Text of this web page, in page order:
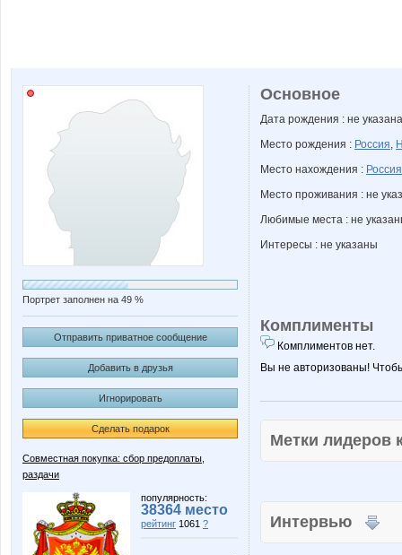
Портрет заполнен на 49 %
Отправить приватное сообщение
Добавить в друзья
Игнорировать
Сделать подарок
Совместная покупка: сбор предоплаты,
раздачи
популярность:
38364 место
рейтинг 1061 ?
Основное
Дата рождения : не указана
Место рождения : Россия,
Место нахождения : Россия
Место проживания : не
Любимые места : не
Интересы : не указаны
Комплименты
Комплиментов нет.
Вы не авторизованы!
Метки
Интервью